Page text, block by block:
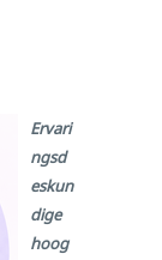
Ervari
ngsd
eskun
dige
hoog